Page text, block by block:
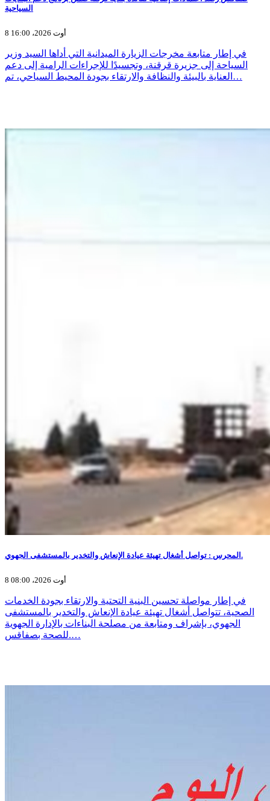
السياحية
8 أوت 2026، 16:00
في إطار متابعة مخرجات الزيارة الميدانية التي أداها السيد وزير
السياحة إلى جزيرة قرقنة، وتجسيدًا للإجراءات الرامية إلى دعم
العناية بالبيئة والنظافة والارتقاء بجودة المحيط السياحي، تم…
المحرس : تواصل أشغال تهيئة عيادة الإنعاش والتخدير بالمستشفى الجهوي.
8 أوت 2026، 08:00
في إطار مواصلة تحسين البنية التحتية والارتقاء بجودة الخدمات
الصحية، تتواصل أشغال تهيئة عيادة الإنعاش والتخدير بالمستشفى
الجهوي، بإشراف ومتابعة من مصلحة البناءات بالإدارة الجهوية
للصحة بصفاقس.…